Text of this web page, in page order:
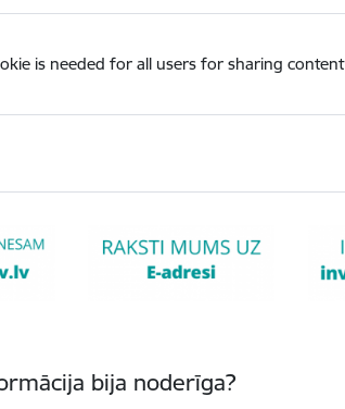
is needed for all users for sharing content
bija noderīga?